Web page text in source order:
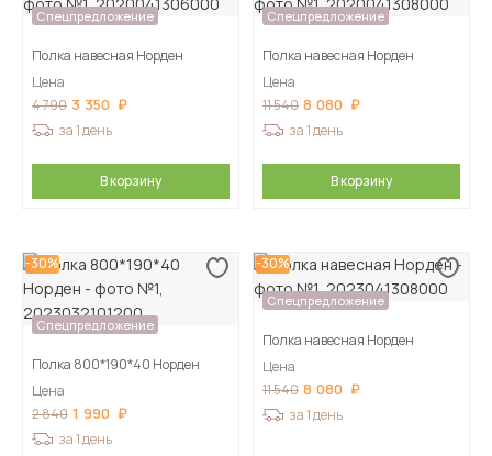
Спецпредложение
Полка навесная Норден
Цена
4 790 3 350
за 1 день
В корзину
Спецпредложение
Полка навесная Норден
Цена
11 540 8 080
за 1 день
В корзину
-30%
Спецпредложение
Полка 800*190*40 Норден
Цена
2 840 1 990
за 1 день
-30%
Спецпредложение
Полка навесная Норден
Цена
11 540 8 080
за 1 день